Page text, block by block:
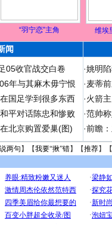
“羽宁恋”主角 维埃
闻
05收官战交白卷
年与其麻木毋宁恨
国足学到很多东西
平对话陈忠和惨败
北京购置爱巢(图)
·姚明
·麦蒂
·火箭
·范帅
·前瞻
两句 】【我要“揪”错】【推荐】